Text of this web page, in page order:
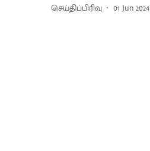
செய்திப்பிரிவு 01 Jun 2024